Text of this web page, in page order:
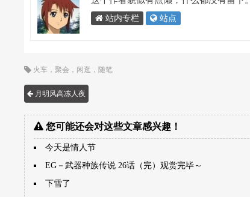
站内专栏 站点
火车 ， 聚会 ， 闲逛 ， 随笔
月明风高冻人夜
您可能还会对这些文章感兴趣！
今天是情人节
EG－武器种族传说 26话（完）观赏完毕～
下雪了